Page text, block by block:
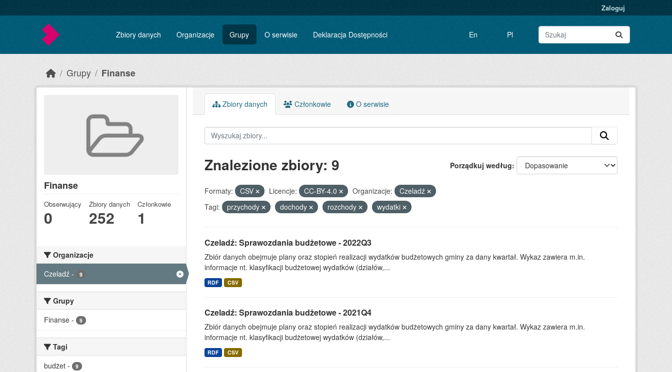
Zaloguj
Zbiory danych Organizacje Grupy O serwisie Deklaracja Dostępności En Pl
Grupy Finanse
Finanse
Obserwujący
0
Zbiory danych
252
Członkowie
1
Organizacje
Czeladź - 9
Grupy
Finanse - 9
Tagi
budżet - 9
Zbiory danych Członkowie O serwisie
Porządkuj według
Znalezione zbiory: 9
Formaty: CSV Licencje: CC-BY-4.0 Organizacje:
Czeladź
Tagi:
przychody dochody rozchody wydatki
Czeladź: Sprawozdania budżetowe - 2022Q3
Zbiór danych obejmuje plany oraz stopień realizacji wydatków budżetowych gminy za dany kwartał. Wykaz zawiera m.in.
informacje nt. klasyfikacji budżetowej wydatków (działów,...
RDF CSV
Czeladź: Sprawozdania budżetowe - 2021Q4
Zbiór danych obejmuje plany oraz stopień realizacji wydatków budżetowych gminy za dany kwartał. Wykaz zawiera m.in.
informacje nt. klasyfikacji budżetowej wydatków (działów,...
RDF CSV